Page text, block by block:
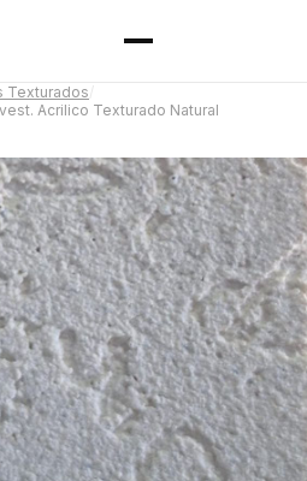
Texturados
Acrilico Texturado Natural